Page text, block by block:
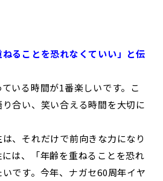
ることを恐れなくていい」と伝
いる時間が1番楽しいです。こ
合い、笑い合える時間を大切に
、それだけで前向きな力になり
は、「年齢を重ねることを恐れ
です。今年、ナガセ60周年イヤ